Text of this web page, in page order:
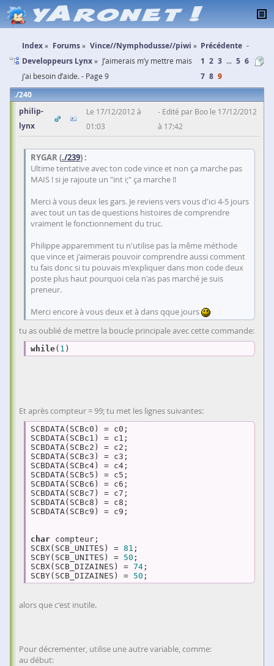
Index Forums
Vince//Nymphodusse//piwi
Developpeurs Lynx
J’aimerais m’y mettre mais
j’ai besoin d’aide. - Page 9
Précédente
1 2 3 ... 5 6
7 8 9
240
philip-
lynx
Le 17/12/2012 à
01:03
Edité par Boo le 17/12/2012
à 17:42
RYGAR (./239) :
Ultime tentative avec ton code vince et non ça marche pas
MAIS ! si je rajoute un "int i;" ça marche !!
Merci à vous deux les gars. Je reviens vers vous d'ici 4-5 jours
avec tout un tas de questions histoires de comprendre
vraiment le fonctionnement du truc.
Philippe apparemment tu n'utilise pas la même méthode
que vince et j'aimerais pouvoir comprendre aussi comment
tu fais donc si tu pouvais m'expliquer dans mon code deux
poste plus haut pourquoi cela n'as pas marché je suis
preneur.
Merci encore à vous deux et à dans qque jours
tu as oublié de mettre la boucle principale avec cette commande:
while( 1 )
Et après compteur = 99; tu met les lignes suivantes:
SCBDATA(SCBc0) = c0;
SCBDATA(SCBc1) = c1;
SCBDATA(SCBc2) = c2;
SCBDATA(SCBc3) = c3;
SCBDATA(SCBc4) = c4;
SCBDATA(SCBc5) = c5;
SCBDATA(SCBc6) = c6;
SCBDATA(SCBc7) = c7;
SCBDATA(SCBc8) = c8;
SCBDATA(SCBc9) = c9;
char compteur;
SCBX(SCB_UNITES) = 81 ;
SCBY(SCB_UNITES) = 50 ;
SCBX(SCB_DIZAINES) = 74 ;
SCBY(SCB_DIZAINES) = 50 ;
alors que c'est inutile.
Pour décrementer, utilise une autre variable, comme:
au début: